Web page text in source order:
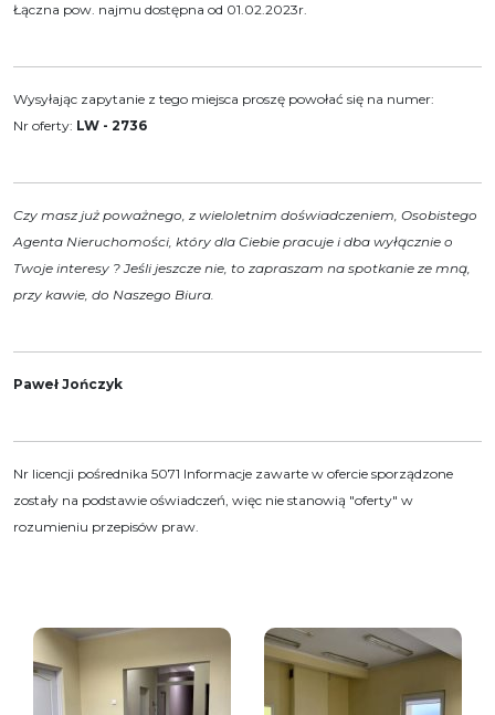
Łączna pow. najmu dostępna od 01.02.2023r.
Wysyłając zapytanie z tego miejsca proszę powołać się na numer:
Nr oferty: LW - 2736
Czy masz już poważnego, z wieloletnim doświadczeniem, Osobistego
Agenta Nieruchomości, który dla Ciebie pracuje i dba wyłącznie o
Twoje interesy ? Jeśli jeszcze nie, to zapraszam na spotkanie ze mną,
przy kawie, do Naszego Biura.
Paweł Jończyk
Nr licencji pośrednika 5071 Informacje zawarte w ofercie sporządzone
zostały na podstawie oświadczeń, więc nie stanowią "oferty" w
rozumieniu przepisów praw.